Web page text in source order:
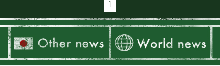
[ニュース]2026.7.29
伊藤千飛が最強挑戦者決定
場! Sフェザー級トーナメ
勝者も日本王座挑戦へ